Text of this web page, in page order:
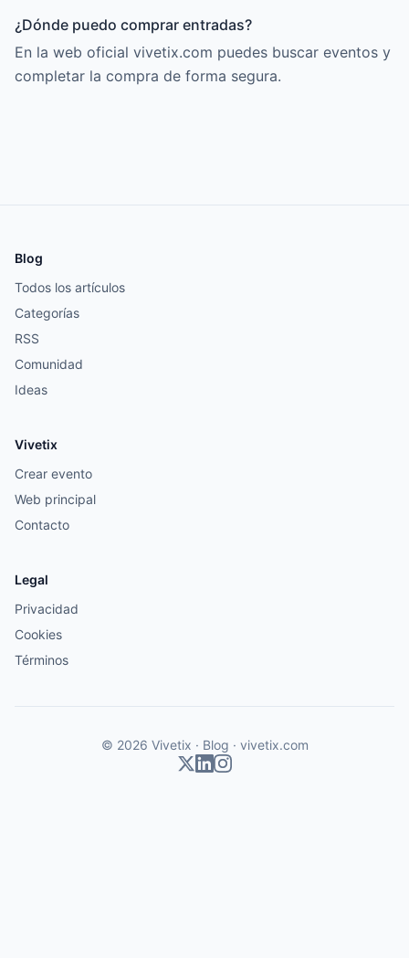
¿Dónde puedo comprar entradas?
En la web oficial vivetix.com puedes buscar eventos y
completar la compra de forma segura.
Blog
Todos los artículos
Categorías
RSS
Comunidad
Ideas
Vivetix
Crear evento
Web principal
Contacto
Legal
Privacidad
Cookies
Términos
© 2026 Vivetix · Blog · vivetix.com